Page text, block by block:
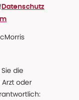
Datenschutz
die
oder